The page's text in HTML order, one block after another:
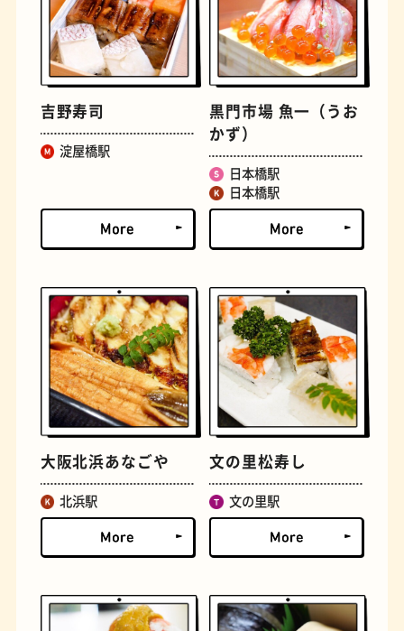
オムライス
古着 お好み焼き
吉野寿司
淀屋橋駅
黒門市場 魚一（うお
かず）
日本橋駅
日本橋駅
大阪北浜あなごや
北浜駅
文の里松寿し
文の里駅